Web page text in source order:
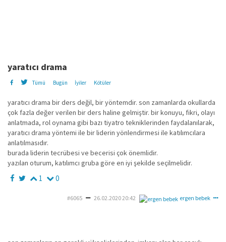
yaratıcı drama
Tümü Bugün İyiler Kötüler
yaratıcı drama bir ders değil, bir yöntemdir. son zamanlarda okullarda
çok fazla değer verilen bir ders haline gelmiştir. bir konuyu, fikri, olayı
anlatmada, rol oynama gibi bazı tiyatro tekniklerinden faydalanılarak,
yaratıcı drama yöntemi ile bir liderin yönlendirmesi ile katılımcılara
anlatılmasıdır.
burada liderin tecrübesi ve becerisi çok önemlidir.
yazılan oturum, katılımcı gruba göre en iyi şekilde seçilmelidir.
1 0
#6065 26.02.2020 20:42 ergen bebek